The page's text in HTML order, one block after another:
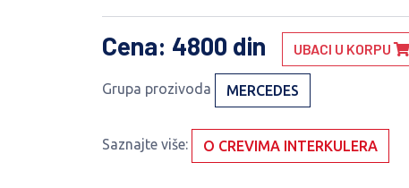
Cena: 4800 din UBACI U KORPU
Grupa prozivoda MERCEDES
Saznajte više: O CREVIMA INTERKULERA